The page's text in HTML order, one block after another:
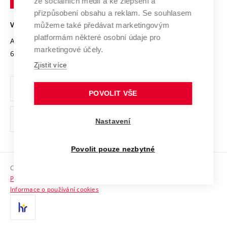
Open Science
Projekty
Projekty ze strukturálních fondů
Specifický výzkum
Univerzitní sítě
Bezpečná univerzita
Vyznamenání
Organizační struktura
Ochrana osobních údajů
odkaz)
Sociální bezpečí
HR Award
Kontakty
VYSOKÉ UČENÍ TECHNICKÉ V BRNĚ
Antonínská 548/1
602 00 Brno
www.vut.cz
vut@vutbr.cz
Copyright © 2026 VUT
Prohlášení o přístupnosti
Informace o používání cookies
přizpůsobení obsahu a reklam. Se souhlasem
můžeme také předávat marketingovým
platformám některé osobní údaje pro
marketingové účely.
Zjistit více
POVOLIT VŠE
Nastavení
Povolit pouze nezbytné